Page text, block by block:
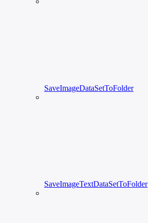
SaveImageDataSetToFolder
SaveImageTextDataSetToFolder